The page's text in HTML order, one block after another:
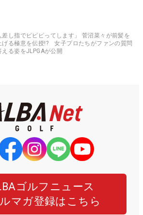
差し指でピピピってします」 菅沼菜々が前髪を
げる極意を伝授!? 女子プロたちがファンの質問
える姿をJLPGAが公開
ゴルフニュース
マガ登録はこちら